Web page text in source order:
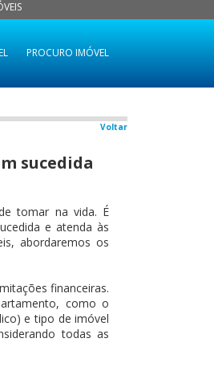
PROCURO IMÓVEL
Voltar
sucedida
tomar na vida. É
e atenda às
abordaremos os
financeiras.
como o
e tipo de imóvel
todas as